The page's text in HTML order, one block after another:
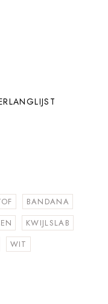
BANDANA
KWIJLSLAB
WIT